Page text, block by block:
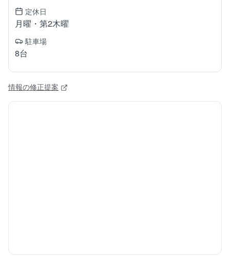
定休日
月曜・第2木曜
駐車場
8台
情報の修正提案